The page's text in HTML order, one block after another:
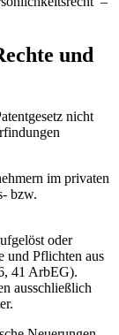
und
nicht
im privaten
bzw.
oder
und Pflichten aus
41 ArbEG).
ausschließlich